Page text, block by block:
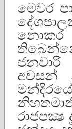
මෙවර
නොකර
අවසන්